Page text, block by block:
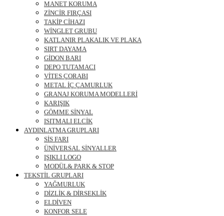
MANET KORUMA
ZİNCİR FIRÇASI
TAKİP CİHAZI
WİNGLET GRUBU
KATLANIR PLAKALIK VE PLAKA
SIRT DAYAMA
GİDON BARI
DEPO TUTAMACI
VİTES ÇORABI
METAL İÇ ÇAMURLUK
GRANAJ KORUMA MODELLERİ
KARIŞIK
GÖMME SİNYAL
ISITMALI ELCİK
AYDINLATMA GRUPLARI
SİS FARI
ÜNİVERSAL SİNYALLER
IŞIKLI LOGO
MODÜL& PARK & STOP
TEKSTİL GRUPLARI
YAĞMURLUK
DİZLİK & DİRSEKLİK
ELDİVEN
KONFOR SELE